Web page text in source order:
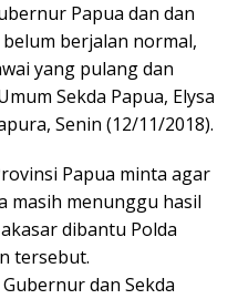
Papua dan dan
berjalan normal,
yang pulang dan
Sekda Papua, Elysa
Senin (12/11/2018).
Papua minta agar
masih menunggu hasil
dibantu Polda
tersebut.
dan Sekda